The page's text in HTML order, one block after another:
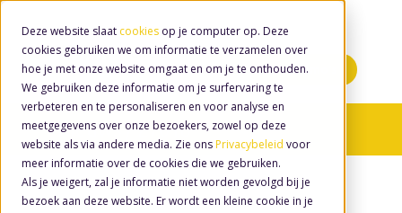
Deze website slaat cookies op je computer op. Deze
cookies gebruiken we om informatie te verzamelen over
hoe je met onze website omgaat en om je te onthouden.
We gebruiken deze informatie om je surfervaring te
verbeteren en te personaliseren en voor analyse en
meetgegevens over onze bezoekers, zowel op deze
website als via andere media. Zie ons Privacybeleid voor
meer informatie over de cookies die we gebruiken.
Als je weigert, zal je informatie niet worden gevolgd bij je
bezoek aan deze website. Er wordt een kleine cookie in je
Minidemo's
Nieuws/ 27018